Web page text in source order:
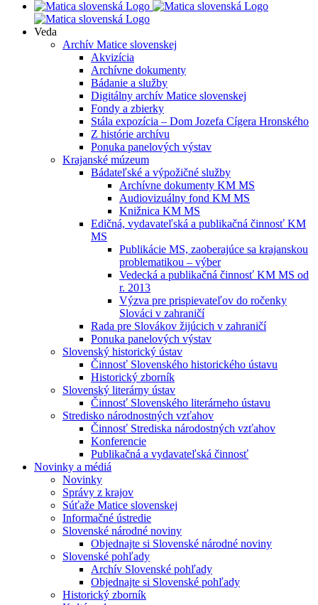
Veda
Archív Matice slovenskej
Akvizícia
Archívne dokumenty
Bádanie a služby
Digitálny archív Matice slovenskej
Fondy a zbierky
Stála expozícia – Dom Jozefa Cígera Hronského
Z histórie archívu
Ponuka panelových výstav
Krajanské múzeum
Bádateľské a výpožičné služby
Archívne dokumenty KM MS
Audiovizuálny fond KM MS
Knižnica KM MS
Edičná, vydavateľská a publikačná činnosť KM
MS
Publikácie MS, zaoberajúce sa krajanskou
problematikou – výber
Vedecká a publikačná činnosť KM MS od
r. 2013
Výzva pre prispievateľov do ročenky
Slováci v zahraničí
Rada pre Slovákov žijúcich v zahraničí
Ponuka panelových výstav
Slovenský historický ústav
Činnosť Slovenského historického ústavu
Historický zborník
Slovenský literárny ústav
Činnosť Slovenského literárneho ústavu
Stredisko národnostných vzťahov
Činnosť Strediska národostných vzťahov
Konferencie
Publikačná a vydavateľská činnosť
Novinky a médiá
Novinky
Správy z krajov
Súťaže Matice slovenskej
Informačné ústredie
Slovenské národné noviny
Objednajte si Slovenské národné noviny
Slovenské pohľady
Archív Slovenské pohľady
Objednajte si Slovenské pohľady
Historický zborník